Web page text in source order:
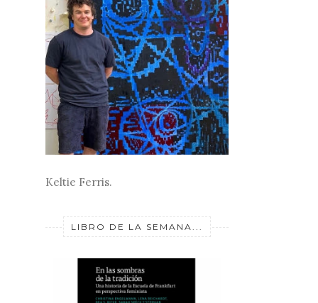
Keltie Ferris.
LIBRO DE LA SEMANA...